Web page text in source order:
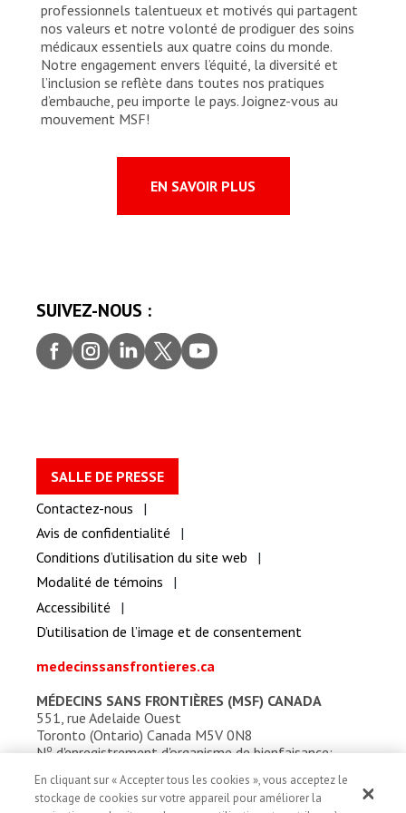
professionnels talentueux et motivés qui partagent
nos valeurs et notre volonté de prodiguer des soins
médicaux essentiels aux quatre coins du monde.
Notre engagement envers l’équité, la diversité et
l’inclusion se reflète dans toutes nos pratiques
d’embauche, peu importe le pays. Joignez-vous au
mouvement MSF!
EN SAVOIR PLUS
SUIVEZ-NOUS :
Faceb
ook
Insta
gram
Linke
dIn
Twitt
er
youtu
be
SALLE DE PRESSE
Contactez-nous
Avis de confidentialité
Conditions d’utilisation du site web
Modalité de témoins
Accessibilité
D’utilisation de l’image et de consentement
medecinssansfrontieres.ca
MÉDECINS SANS FRONTIÈRES (MSF) CANADA
551, rue Adelaide Ouest
Toronto (Ontario) Canada M5V 0N8
Nod'enregistrement d'organisme de bienfaisance:
En cliquant sur « Accepter tous les cookies », vous acceptez le
stockage de cookies sur votre appareil pour améliorer la